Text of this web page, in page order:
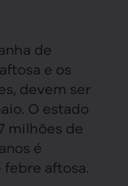
de
e os
devem ser
O estado
milhões de
é
aftosa.